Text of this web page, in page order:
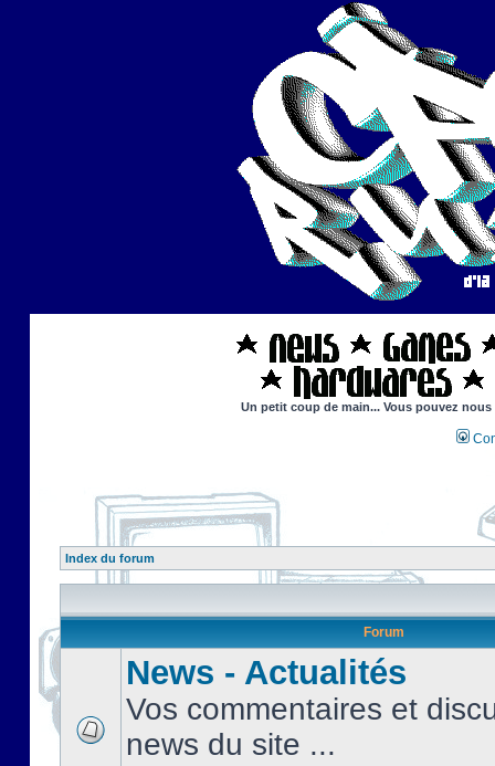
Un petit coup de main... Vous pouvez
Index du forum
Forum
News - Actualités
Vos commentaires et
news du site ...